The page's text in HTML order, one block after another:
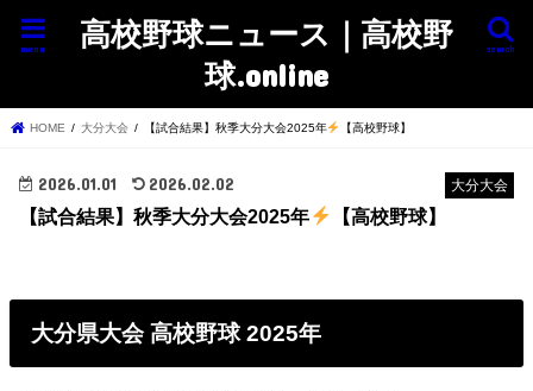
高校野球ニュース｜高校野
球.online
search
menu
HOME 大分大会 【試合結果】秋季大分大会2025年 【高校野球】
大分大会
2026.01.01 2026.02.02
【試合結果】秋季大分大会2025年 【高校野球】
大分県大会 高校野球 2025年